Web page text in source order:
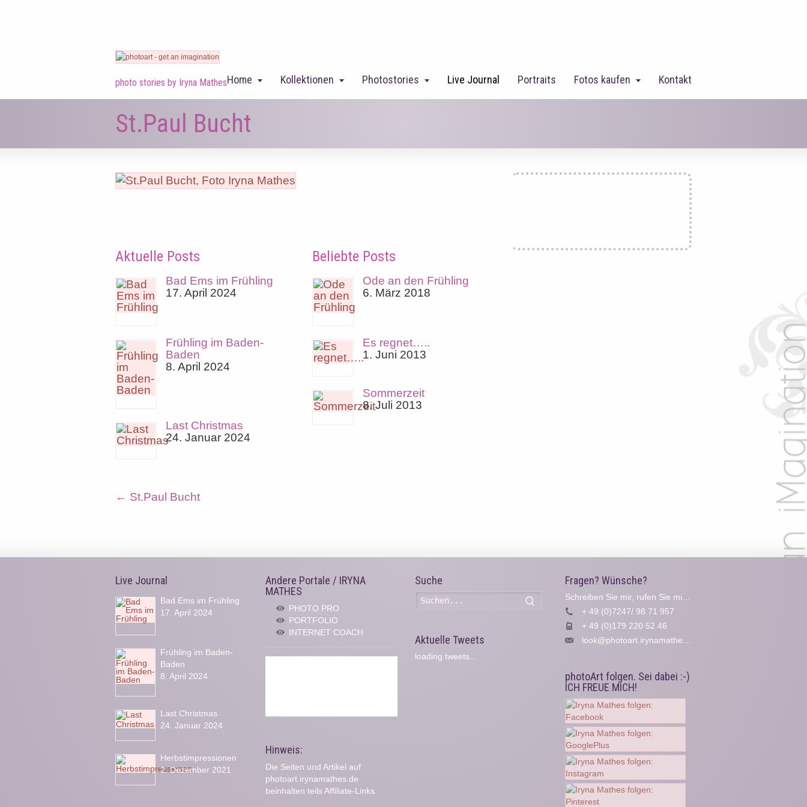
photo stories by Iryna MathesHome Kollektionen Photostories Live Journal Portraits Fotos kaufen Kontakt
St.Paul Bucht
Aktuelle Posts
Bad Ems im Frühling
17. April 2024
Frühling im Baden-
Baden
8. April 2024
Last Christmas
24. Januar 2024
Beliebte Posts
Ode an den Frühling
6. März 2018
Es regnet…..
1. Juni 2013
Sommerzeit
8. Juli 2013
← St.Paul Bucht
Live Journal
Bad Ems im Frühling
17. April 2024
Frühling im Baden-
Baden
8. April 2024
Last Christmas
24. Januar 2024
Herbstimpressionen
2. Dezember 2021
Andere Portale / IRYNA
MATHES
PHOTO PRO
PORTFOLIO
INTERNET COACH
Hinweis:
Die Seiten und Artikel auf
photoart.irynamathes.de
beinhalten teils Affiliate-Links.
Suche
Aktuelle Tweets
loading tweets...
Fragen? Wünsche?
Schreiben Sie mir, rufen Sie mich an...
+ 49 (0)7247/ 98 71 957
+ 49 (0)179 220 52 46
look@photoart.irynamathes.de
photoArt folgen. Sei dabei :-)
ICH FREUE MICH!